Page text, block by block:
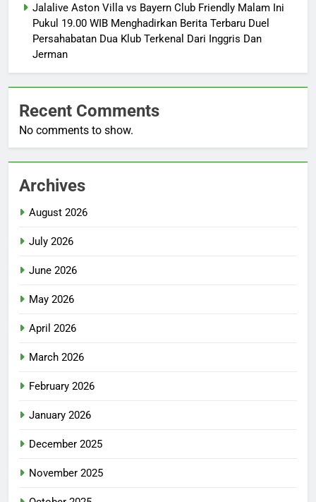
Jalalive Aston Villa vs Bayern Club Friendly Malam Ini
Pukul 19.00 WIB Menghadirkan Berita Terbaru Duel
Persahabatan Dua Klub Terkenal Dari Inggris Dan
Jerman
Recent Comments
No comments to show.
Archives
August 2026
July 2026
June 2026
May 2026
April 2026
March 2026
February 2026
January 2026
December 2025
November 2025